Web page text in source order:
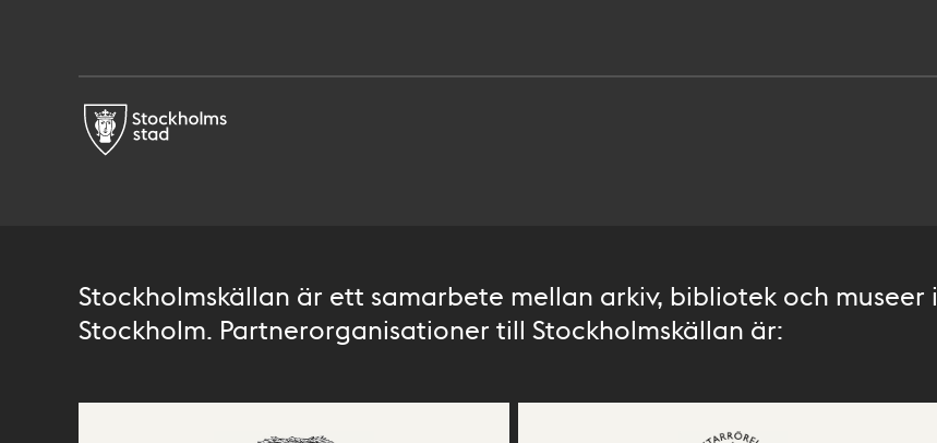
Stockholmskällan är ett samarbete mellan arkiv, bibliotek och museer i
Stockholm. Partnerorganisationer till Stockholmskällan är: